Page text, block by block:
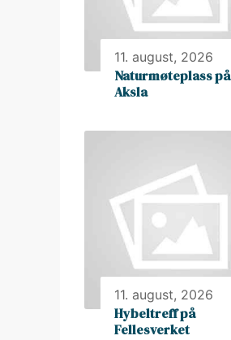
11. august, 2026
Naturmøteplass på
Aksla
11. august, 2026
Hybeltreff på
Fellesverket